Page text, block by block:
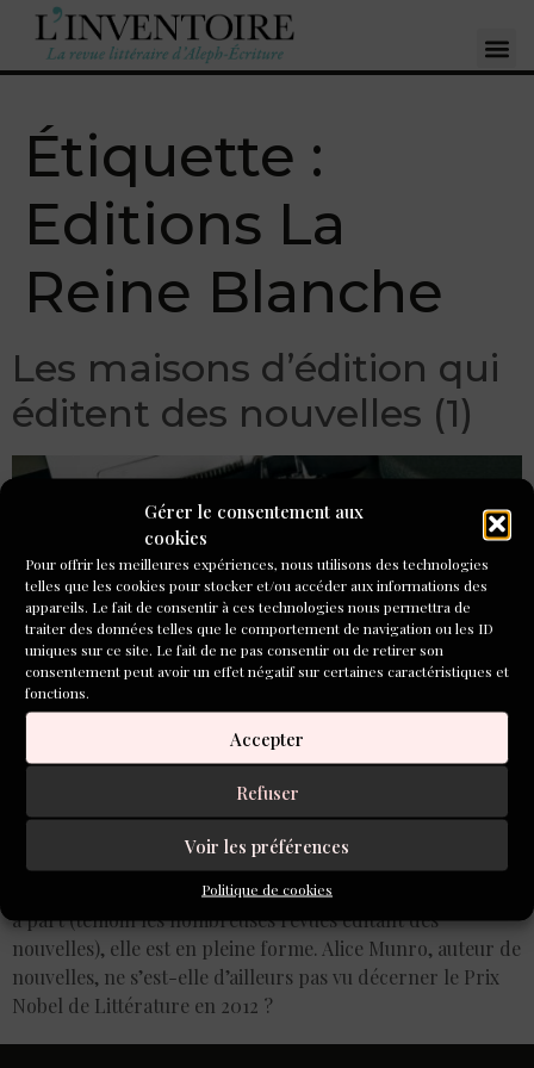
Gérer le consentement aux
cookies
Pour offrir les meilleures expériences, nous utilisons des technologies
telles que les cookies pour stocker et/ou accéder aux informations des
appareils. Le fait de consentir à ces technologies nous permettra de
traiter des données telles que le comportement de navigation ou les ID
uniques sur ce site. Le fait de ne pas consentir ou de retirer son
consentement peut avoir un effet négatif sur certaines caractéristiques et
fonctions.
Accepter
Refuser
Voir les préférences
Politique de cookies
Étiquette :
Editions La
Reine Blanche
Les maisons d’édition qui
éditent des nouvelles (1)
Souvent les éditeurs en France hésitent à publier des
nouvelles, le roman restant l’art majeur et celui qui touche
le plus de lecteurs. Pourtant, dans les pays anglo-saxons,
où le trait d’esprit et l’humour tiennent encore une place
à part (témoin les nombreuses revues éditant des
nouvelles), elle est en pleine forme. Alice Munro, auteur de
nouvelles, ne s’est-elle d’ailleurs pas vu décerner le Prix
Nobel de Littérature en 2012 ?